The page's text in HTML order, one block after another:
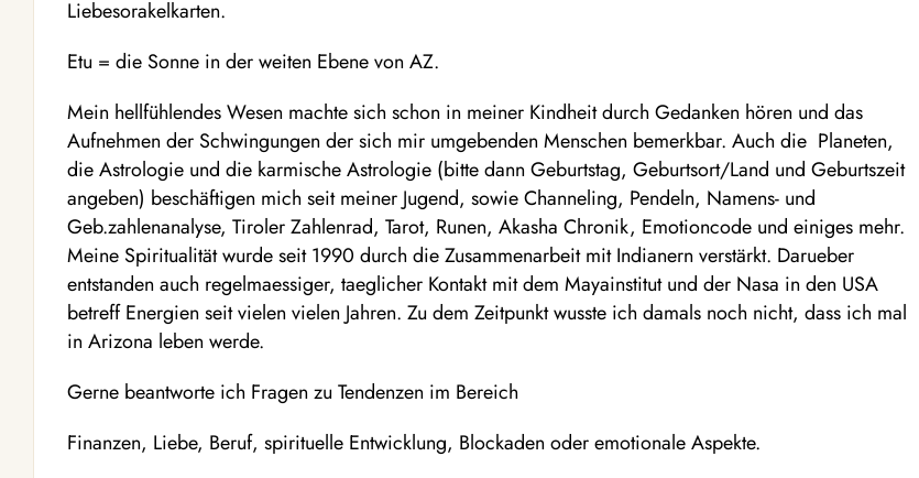
Liebesorakelkarten.
Etu = die Sonne in der weiten Ebene von AZ.
Mein hellfühlendes Wesen machte sich schon in meiner Kindheit durch Gedanken hören und das
Aufnehmen der Schwingungen der sich mir umgebenden Menschen bemerkbar. Auch die Planeten,
die Astrologie und die karmische Astrologie (bitte dann Geburtstag, Geburtsort/Land und Geburtszeit
angeben) beschäftigen mich seit meiner Jugend, sowie Channeling, Pendeln, Namens- und
Geb.zahlenanalyse, Tiroler Zahlenrad, Tarot, Runen, Akasha Chronik, Emotioncode und einiges mehr.
Meine Spiritualität wurde seit 1990 durch die Zusammenarbeit mit Indianern verstärkt. Darueber
entstanden auch regelmaessiger, taeglicher Kontakt mit dem Mayainstitut und der Nasa in den USA
betreff Energien seit vielen vielen Jahren. Zu dem Zeitpunkt wusste ich damals noch nicht, dass ich mal
in Arizona leben werde.
Gerne beantworte ich Fragen zu Tendenzen im Bereich
Finanzen, Liebe, Beruf, spirituelle Entwicklung, Blockaden oder emotionale Aspekte.